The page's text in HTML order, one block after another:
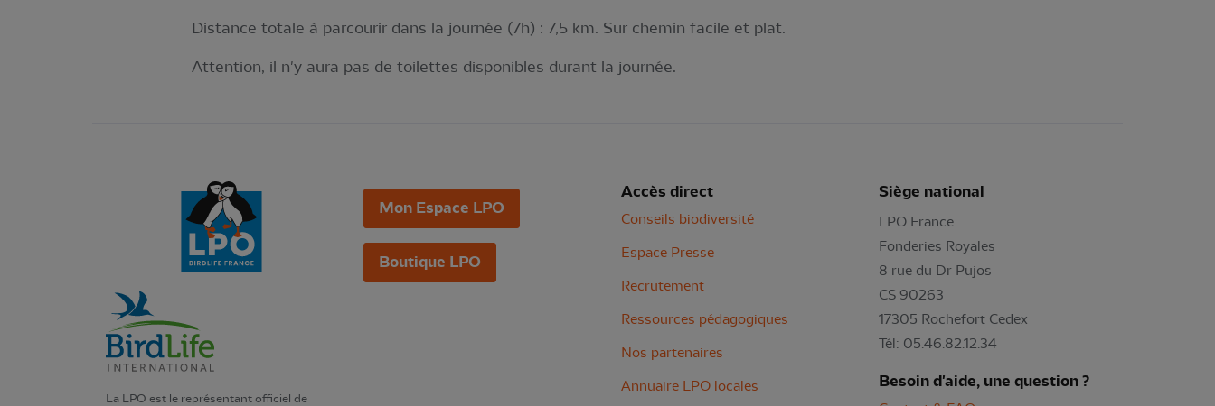
Distance totale à parcourir dans la journée (7h) : 7,5 km. Sur chemin facile et plat.
Attention, il n'y aura pas de toilettes disponibles durant la journée.
La LPO est le représentant officiel de
Mon Espace LPO
Boutique LPO
Accès direct
Conseils biodiversité
Espace Presse
Recrutement
Ressources pédagogiques
Nos partenaires
Annuaire LPO locales
Siège national
LPO France
Fonderies Royales
8 rue du Dr Pujos
CS 90263
17305 Rochefort Cedex
Tél: 05.46.82.12.34
Besoin d'aide, une question ?